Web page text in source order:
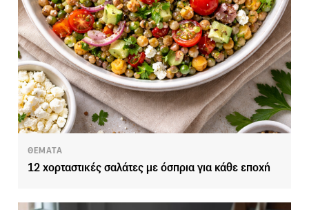
ΘΕΜΑΤΑ
12 χορταστικές σαλάτες με όσπρια για κάθε εποχή